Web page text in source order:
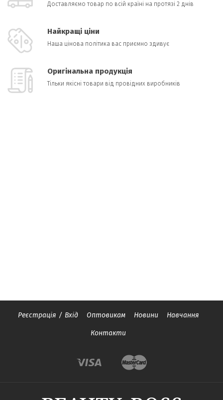
Доставляємо товар по всій країні на протязі 2 днів
Найкращі ціни
Наша цінова політика вас приємно здивує
Оригінальна продукція
Тільки якісні товари від провідних виробників
Реєстрація / Вхід Оптовикам Новини Навчання
Контакти